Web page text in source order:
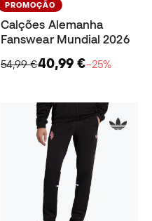
PROMOÇÃO
Calções Alemanha
Fanswear Mundial 2026
54,99 €40,99 €−25%